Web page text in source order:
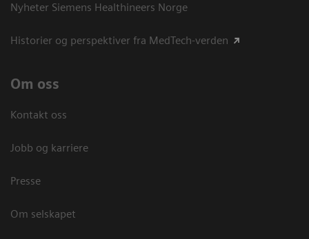
Nyheter Siemens Healthineers Norge
Historier og perspektiver fra MedTech-verden
Om oss
Kontakt oss
Jobb og karriere
Presse
Om selskapet